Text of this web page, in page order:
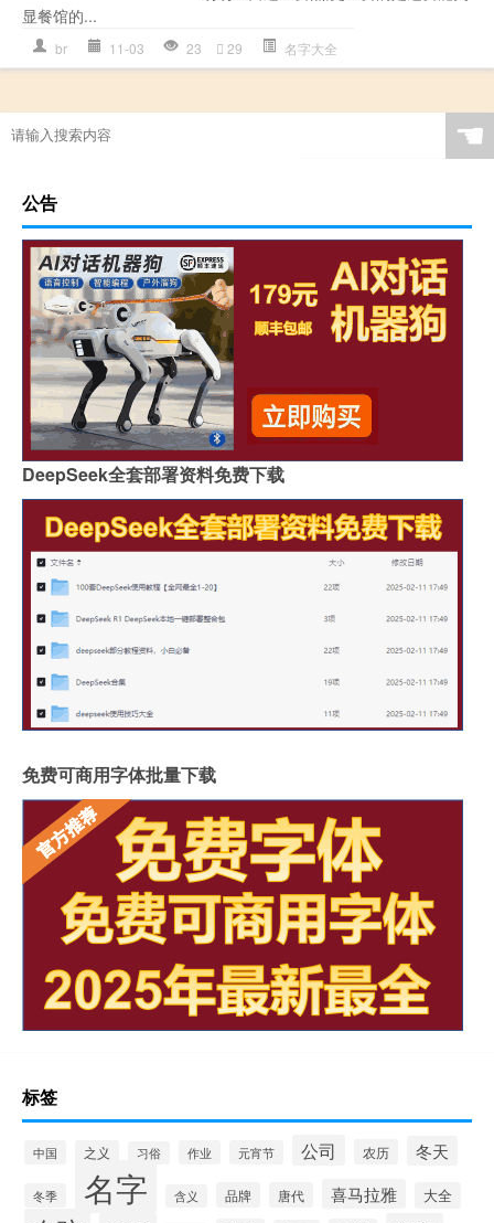
显餐馆的...
br 11-03 23 29 名字大全
☚
公告
DeepSeek全套部署资料免费下载
免费可商用字体批量下载
标签
中国 之义 习俗 作业 元宵节 公司 农历 冬天
冬季 名字 含义 品牌 唐代 喜马拉雅 大全